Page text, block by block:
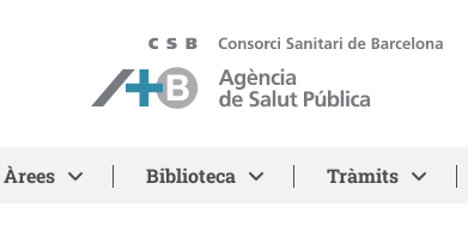
ASPB - Agència de Salut Pública de Barcelona
Àrees Biblioteca Tràmits